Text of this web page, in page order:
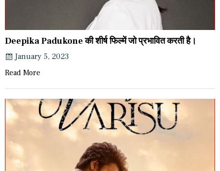
Deepika Padukone की शीर्ष फिल्में जो प्रभावित करती है।
January 5, 2023
Read More